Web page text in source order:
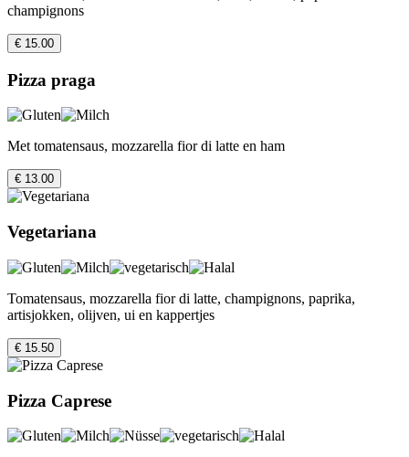
champignons
€ 15.00
Pizza praga
Met tomatensaus, mozzarella fior di latte en ham
€ 13.00
Vegetariana
Tomatensaus, mozzarella fior di latte, champignons, paprika,
artisjokken, olijven, ui en kappertjes
€ 15.50
Pizza Caprese